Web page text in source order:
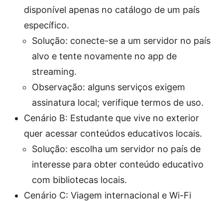
disponível apenas no catálogo de um país
específico.
Solução: conecte-se a um servidor no país
alvo e tente novamente no app de
streaming.
Observação: alguns serviços exigem
assinatura local; verifique termos de uso.
Cenário B: Estudante que vive no exterior
quer acessar conteúdos educativos locais.
Solução: escolha um servidor no país de
interesse para obter conteúdo educativo
com bibliotecas locais.
Cenário C: Viagem internacional e Wi-Fi